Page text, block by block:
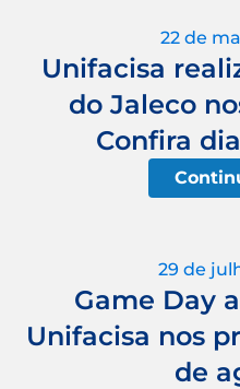
22 de
Unifacisa
do Jaleco
Confira
29 de
Game Day
Unifacisa nos
de